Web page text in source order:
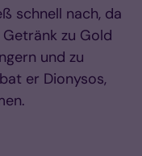
schnell nach, da
zu Gold
und zu
er Dionysos,